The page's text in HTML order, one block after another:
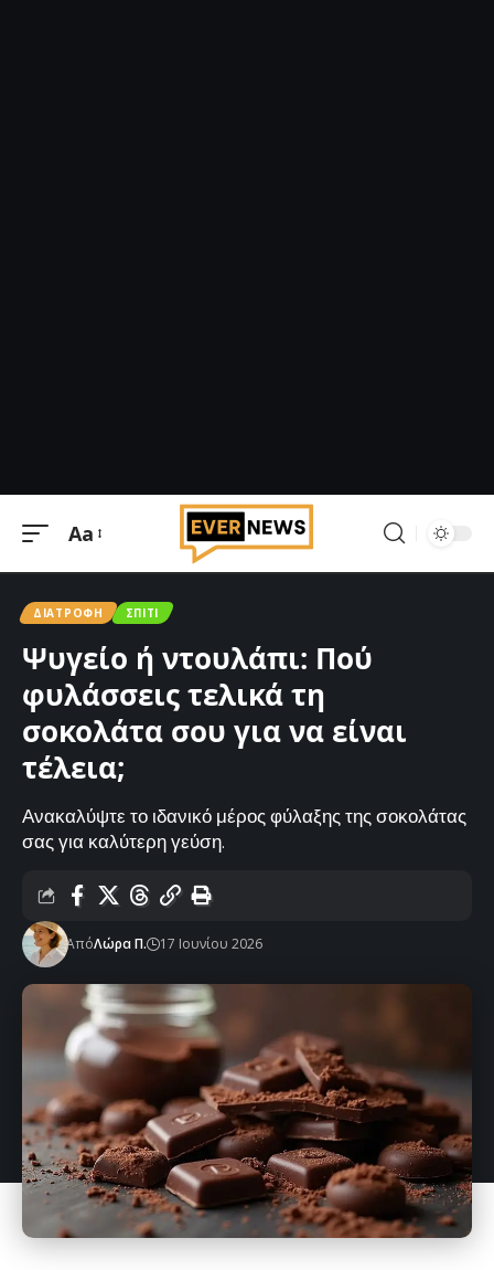
Μεγέθυνση
Aa
ΔΙΑΤΡΟΦΉ ΣΠΊΤΙ
Ψυγείο ή ντουλάπι: Πού
φυλάσσεις τελικά τη
σοκολάτα σου για να είναι
τέλεια;
Ανακαλύψτε το ιδανικό μέρος φύλαξης της σοκολάτας
σας για καλύτερη γεύση.
ΑπόΛώρα Π. 17 Ιουνίου 2026